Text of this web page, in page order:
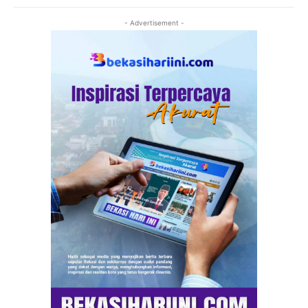
- Advertisement -